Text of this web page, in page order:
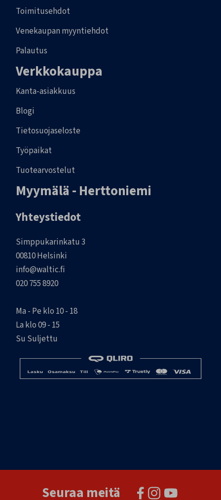
Toimitusehdot
Venekaupan myyntiehdot
Palautus
Verkkokauppa
Kanta-asiakkuus
Blogi
Tietosuojaseloste
Työpaikat
Tuotearvostelut
Myymälä - Herttoniemi
Yhteystiedot
Simppukarinkatu 3
00810 Helsinki
info@waltic.fi
020 755 8920
Ma - Pe klo 10 - 18
La klo 09 - 15
Su Suljettu
Seuraa meitä